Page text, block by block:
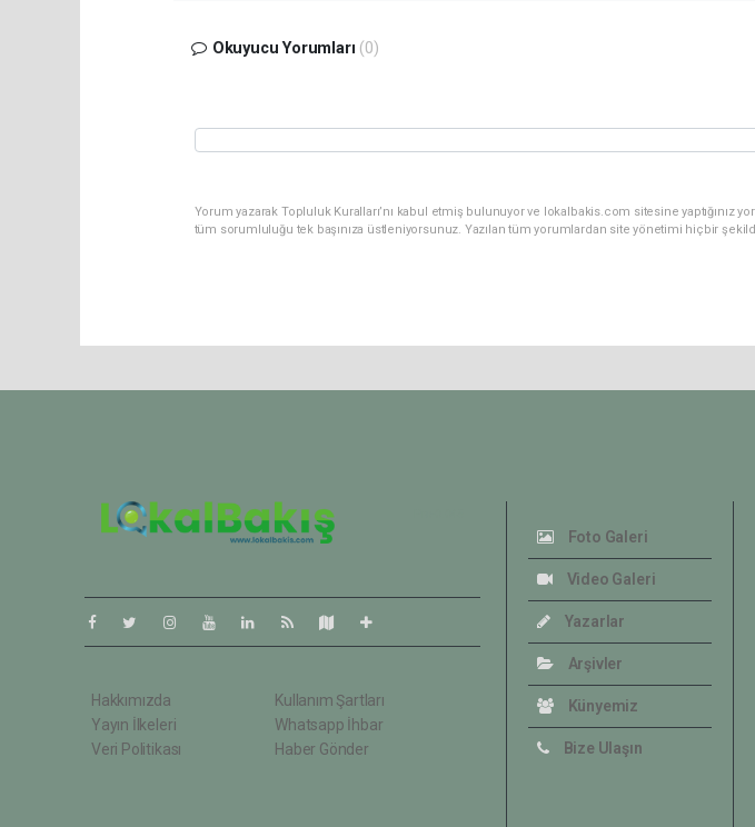
Okuyucu Yorumları (0)
Yorum yazarak Topluluk Kuralları’nı kabul etmiş bulunuyor ve lokalbakis.com sitesine yaptığınız
tüm sorumluluğu tek başınıza üstleniyorsunuz. Yazılan tüm yorumlardan site yönetimi hiçbir
Hakkımızda
Yayın İlkeleri
Veri Politikası
Kullanım Şartları
Whatsapp İhbar
Haber Gönder
Foto Galeri
Video Galeri
Yazarlar
Arşivler
Künyemiz
Bize Ulaşın